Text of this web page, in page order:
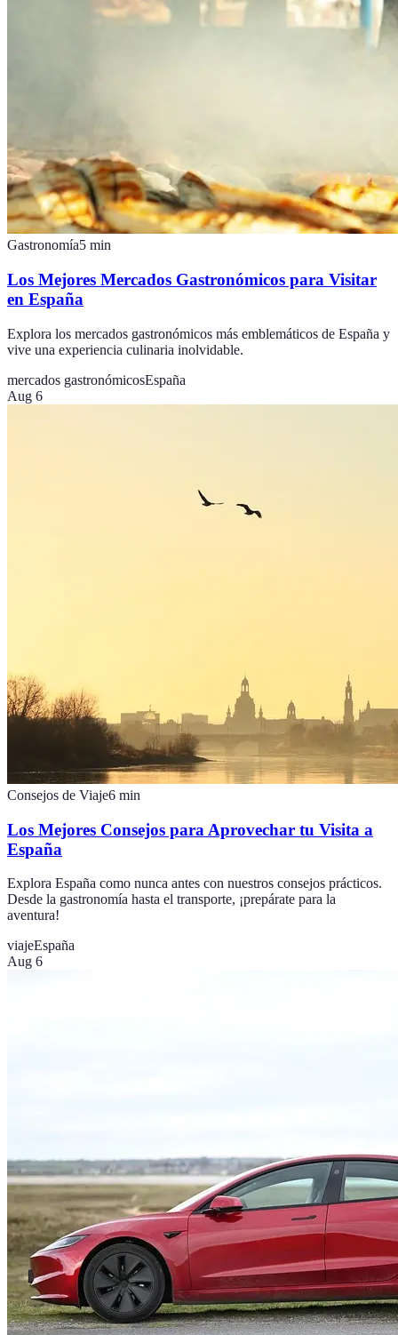
Gastronomía5 min
Los Mejores Mercados Gastronómicos para Visitar
en España
Explora los mercados gastronómicos más emblemáticos de España y
vive una experiencia culinaria inolvidable.
mercados gastronómicosEspaña
Aug 6
Consejos de Viaje6 min
Los Mejores Consejos para Aprovechar tu Visita a
España
Explora España como nunca antes con nuestros consejos prácticos.
Desde la gastronomía hasta el transporte, ¡prepárate para la
aventura!
viajeEspaña
Aug 6